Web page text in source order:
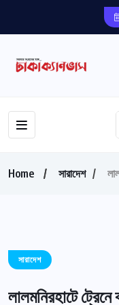
Home সারাদেশ
সারাদেশ
লালমনিরহাটে